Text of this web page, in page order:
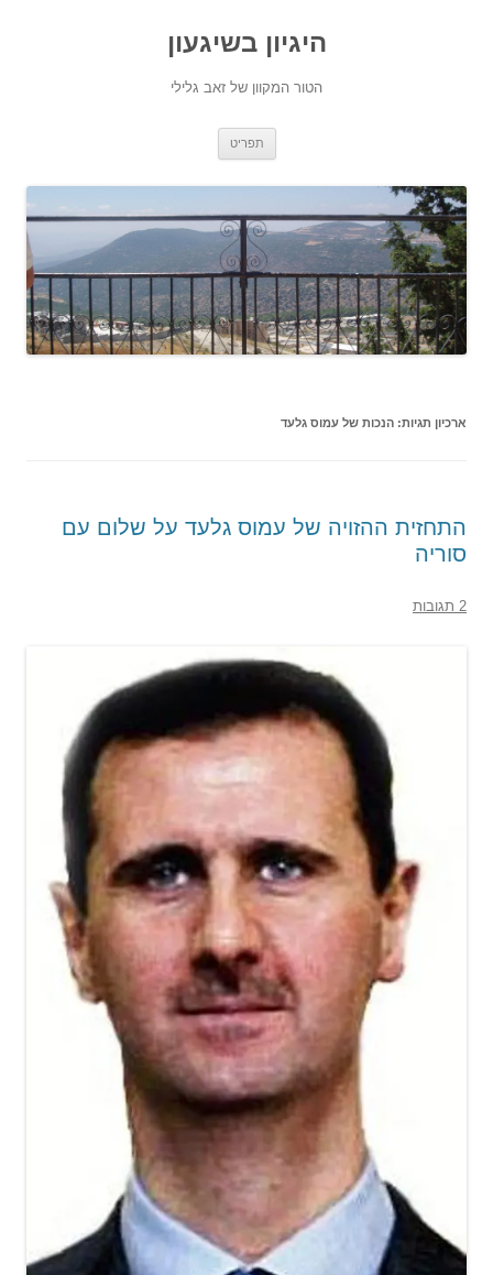
היגיון בשיגעון
הטור המקוון של זאב גלילי
תפריט
ארכיון תגיות: הנכות של עמוס גלעד
התחזית ההזויה של עמוס גלעד על שלום עם
סוריה
2 תגובות